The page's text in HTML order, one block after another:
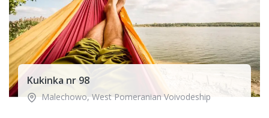
Kukinka nr 98
Malechowo,West Pomeranian Voivodeship